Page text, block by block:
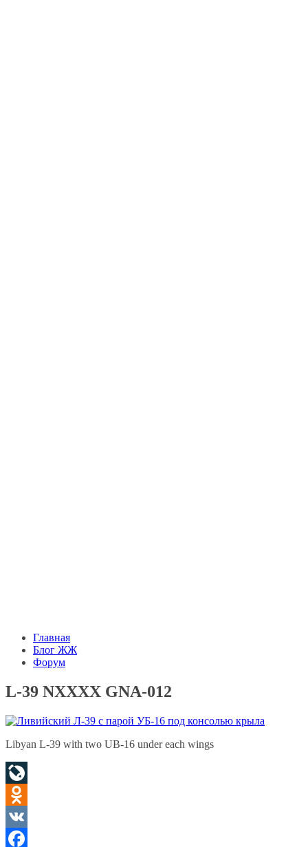
Главная
Блог ЖЖ
Форум
L-39 NXXXX GNA-012
Libyan L-39 with two UB-16 under each wings
LiveJournal
Odnoklassniki
VK